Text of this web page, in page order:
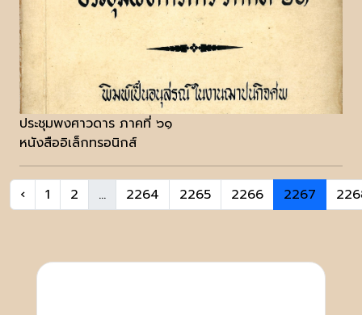
ประชุมพงศาวดาร ภาคที่ ๖๑
หนังสืออิเล็กทรอนิกส์
‹ 1 2 ... 2264 2265 2266 2267